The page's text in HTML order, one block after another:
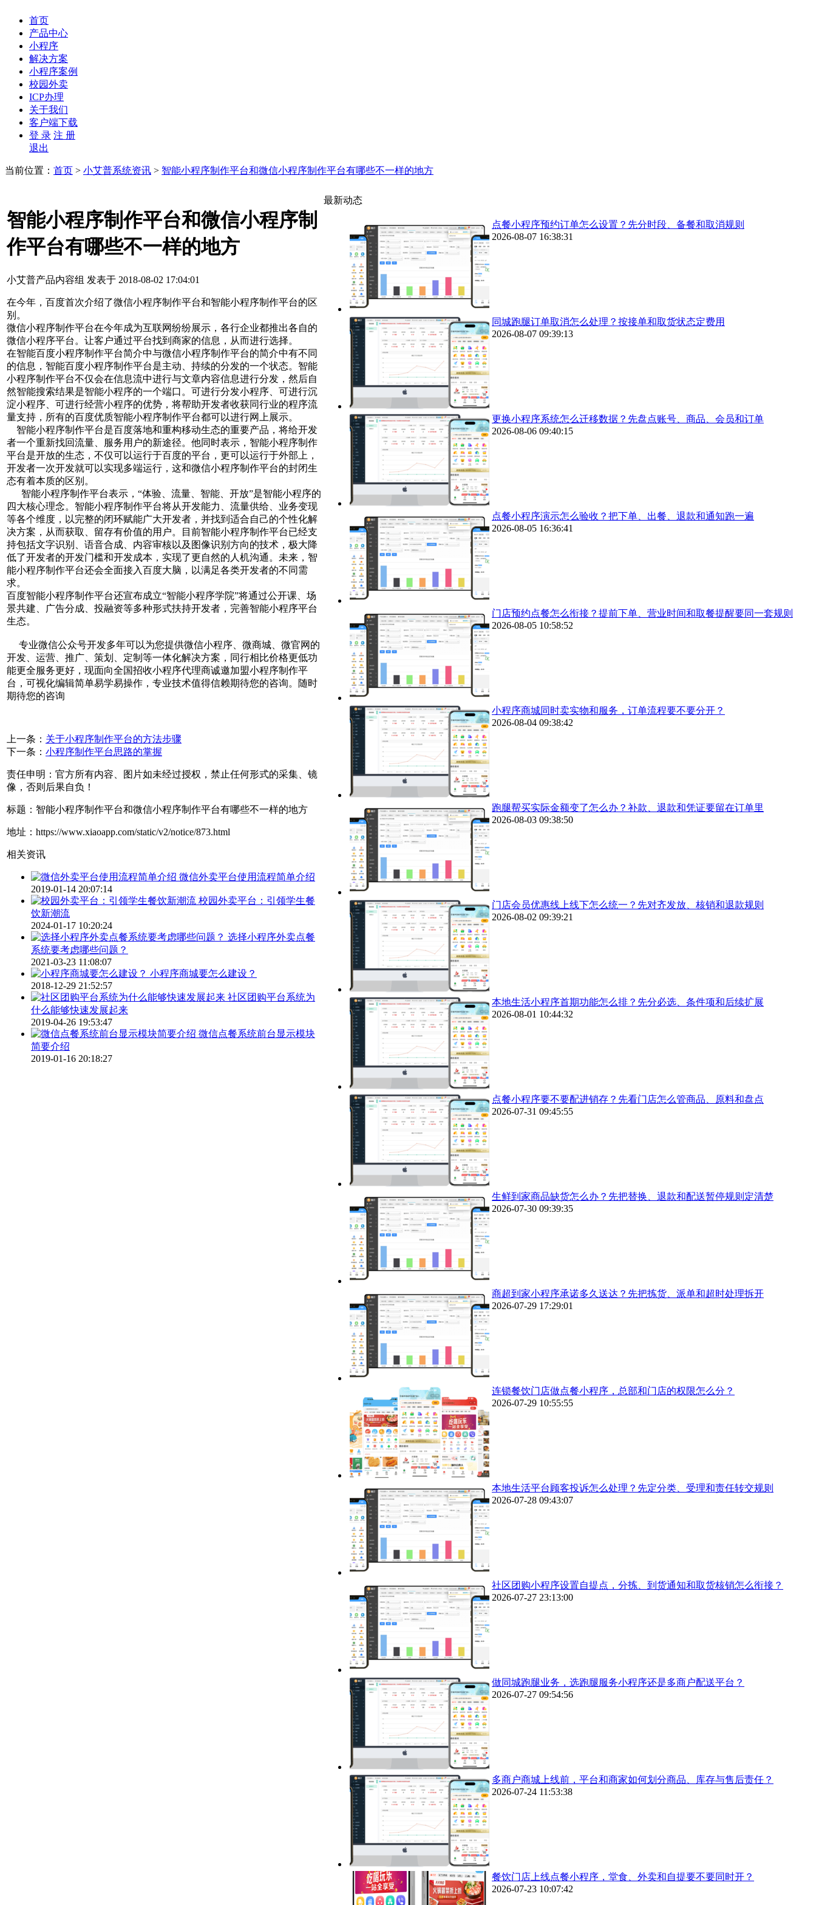
首页
产品中心
小程序
解决方案
小程序案例
校园外卖
ICP办理
关于我们
客户端下载
登 录 注 册
退出
当前位置： 首页 > 小艾普系统资讯 > 智能小程序制作平台和微信小程序制作平台有哪些不一样的地方
智能小程序制作平台和微信小程序制
作平台有哪些不一样的地方
小艾普产品内容组 发表于 2018-08-02 17:04:01
在今年，百度首次介绍了微信小程序制作平台和智能小程序制作平台的区
别。
微信小程序制作平台在今年成为互联网纷纷展示，各行企业都推出各自的
微信小程序平台。让客户通过平台找到商家的信息，从而进行选择。
在智能百度小程序制作平台简介中与微信小程序制作平台的简介中有不同
的信息，智能百度小程序制作平台是主动、持续的分发的一个状态。智能
小程序制作平台不仅会在信息流中进行与文章内容信息进行分发，然后自
然智能搜索结果是智能小程序的一个端口。可进行分发小程序、可进行沉
淀小程序、可进行经营小程序的优势，将帮助开发者收获同行业的程序流
量支持，所有的百度优质智能小程序制作平台都可以进行网上展示。
智能小程序制作平台是百度落地和重构移动生态的重要产品，将给开发
者一个重新找回流量、服务用户的新途径。他同时表示，智能小程序制作
平台是开放的生态，不仅可以运行于百度的平台，更可以运行于外部上，
开发者一次开发就可以实现多端运行，这和微信小程序制作平台的封闭生
态有着本质的区别。
智能小程序制作平台表示，“体验、流量、智能、开放”是智能小程序的
四大核心理念。智能小程序制作平台将从开发能力、流量供给、业务变现
等各个维度，以完整的闭环赋能广大开发者，并找到适合自己的个性化解
决方案，从而获取、留存有价值的用户。目前智能小程序制作平台已经支
持包括文字识别、语音合成、内容审核以及图像识别方向的技术，极大降
低了开发者的开发门槛和开发成本，实现了更自然的人机沟通。未来，智
能小程序制作平台还会全面接入百度大脑，以满足各类开发者的不同需
求。
百度智能小程序制作平台还宣布成立“智能小程序学院”将通过公开课、场
景共建、广告分成、投融资等多种形式扶持开发者，完善智能小程序平台
生态。
专业微信公众号开发多年可以为您提供微信小程序、微商城、微官网的
开发、运营、推广、策划、定制等一体化解决方案，同行相比价格更低功
能更全服务更好，现面向全国招收小程序代理商诚邀加盟小程序制作平
台，可视化编辑简单易学易操作，专业技术值得信赖期待您的咨询。随时
期待您的咨询
上一条： 关于小程序制作平台的方法步骤
下一条： 小程序制作平台思路的掌握
责任申明：官方所有内容、图片如未经过授权，禁止任何形式的采集、镜
像，否则后果自负！
标题：智能小程序制作平台和微信小程序制作平台有哪些不一样的地方
地址：https://www.xiaoapp.com/static/v2/notice/873.html
相关资讯
微信外卖平台使用流程简单介绍
2019-01-14 20:07:14
校园外卖平台：引领学生餐
饮新潮流
2024-01-17 10:20:24
选择小程序外卖点餐
系统要考虑哪些问题？
2021-03-23 11:08:07
小程序商城要怎么建设？
2018-12-29 21:52:57
社区团购平台系统为
什么能够快速发展起来
2019-04-26 19:53:47
微信点餐系统前台显示模块
简要介绍
2019-01-16 20:18:27
最新动态
点餐小程序预约订单怎么设置？先分时段、备餐和取消规则
2026-08-07 16:38:31
同城跑腿订单取消怎么处理？按接单和取货状态定费用
2026-08-07 09:39:13
更换小程序系统怎么迁移数据？先盘点账号、商品、会员和订单
2026-08-06 09:40:15
点餐小程序演示怎么验收？把下单、出餐、退款和通知跑一遍
2026-08-05 16:36:41
门店预约点餐怎么衔接？提前下单、营业时间和取餐提醒要同一套规则
2026-08-05 10:58:52
小程序商城同时卖实物和服务，订单流程要不要分开？
2026-08-04 09:38:42
跑腿帮买实际金额变了怎么办？补款、退款和凭证要留在订单里
2026-08-03 09:38:50
门店会员优惠线上线下怎么统一？先对齐发放、核销和退款规则
2026-08-02 09:39:21
本地生活小程序首期功能怎么排？先分必选、条件项和后续扩展
2026-08-01 10:44:32
点餐小程序要不要配进销存？先看门店怎么管商品、原料和盘点
2026-07-31 09:45:55
生鲜到家商品缺货怎么办？先把替换、退款和配送暂停规则定清楚
2026-07-30 09:39:35
商超到家小程序承诺多久送达？先把拣货、派单和超时处理拆开
2026-07-29 17:29:01
连锁餐饮门店做点餐小程序，总部和门店的权限怎么分？
2026-07-29 10:55:55
本地生活平台顾客投诉怎么处理？先定分类、受理和责任转交规则
2026-07-28 09:43:07
社区团购小程序设置自提点，分拣、到货通知和取货核销怎么衔接？
2026-07-27 23:13:00
做同城跑腿业务，选跑腿服务小程序还是多商户配送平台？
2026-07-27 09:54:56
多商户商城上线前，平台和商家如何划分商品、库存与售后责任？
2026-07-24 11:53:38
餐饮门店上线点餐小程序，堂食、外卖和自提要不要同时开？
2026-07-23 10:07:42